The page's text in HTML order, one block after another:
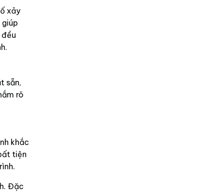
xảy
sẵn,
rõ
khắc
tiện
Đặc